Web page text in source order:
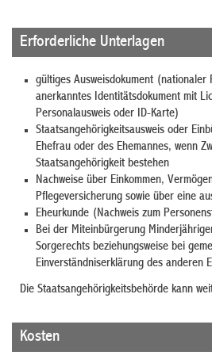
Erforderliche Unterlagen
gültiges Ausweisdokument (nationaler
anerkanntes Identitätsdokument mit
Personalausweis oder ID-Karte)
Staatsangehörigkeitsausweis oder
Ehefrau oder des Ehemannes, wenn
Staatsangehörigkeit bestehen
Nachweise über Einkommen,
Pflegeversicherung sowie über eine
Eheurkunde (Nachweis zum
Bei der Miteinbürgerung
Sorgerechts beziehungsweise bei
Einverständniserklärung des anderen
Die Staatsangehörigkeitsbehörde kann
Kosten